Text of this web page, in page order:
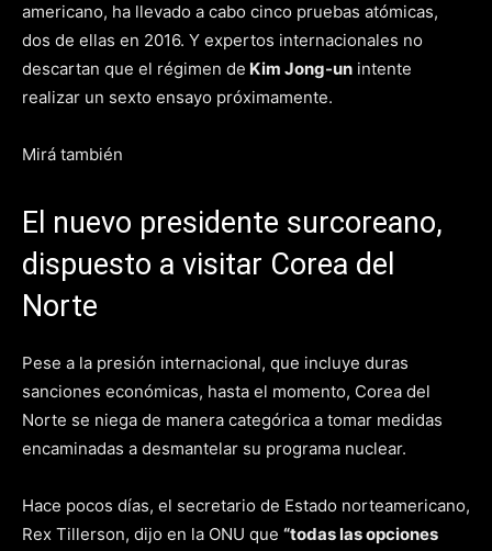
americano, ha llevado a cabo cinco pruebas atómicas,
dos de ellas en 2016. Y expertos internacionales no
descartan que el régimen de Kim Jong-un intente
realizar un sexto ensayo próximamente.
Mirá también
El nuevo presidente surcoreano,
dispuesto a visitar Corea del
Norte
Pese a la presión internacional, que incluye duras
sanciones económicas, hasta el momento, Corea del
Norte se niega de manera categórica a tomar medidas
encaminadas a desmantelar su programa nuclear.
Hace pocos días, el secretario de Estado norteamericano,
Rex Tillerson, dijo en la ONU que “todas las opciones